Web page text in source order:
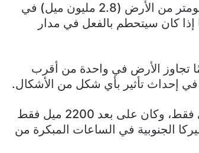
وسيقترب الكويكب نحو الأرض بحوالي 4.5 مليون كيلومتر من الأرض (2.8 مليون ميل) في
إذا كان سيتحطم بالفعل في مدار
تجاوز الأرض في واحدة من أقرب
في إحداث تأثير بأي شكل من الأشكال.
وتم اكتشاف الكويكب 2023 BU في 21 كانون الثاني فقط، وكان على بعد 2200 ميل فقط
الجنوبية في الساعات المبكرة من